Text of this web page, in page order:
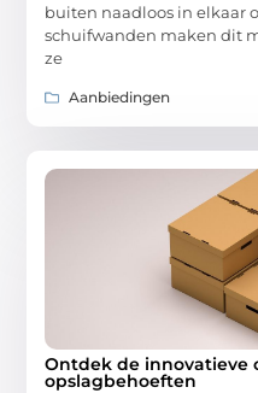
buiten naadloos in elkaar
schuifwanden maken dit
ze
Aanbiedingen
Ontdek de innovatieve
opslagbehoeften